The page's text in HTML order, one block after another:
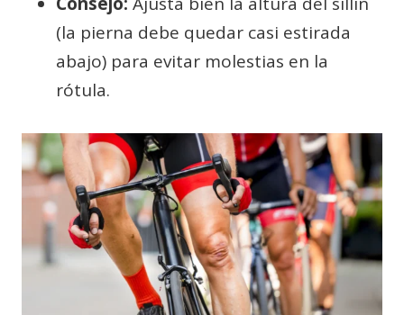
(la pierna debe quedar casi estirada
abajo) para evitar molestias en la
rótula.